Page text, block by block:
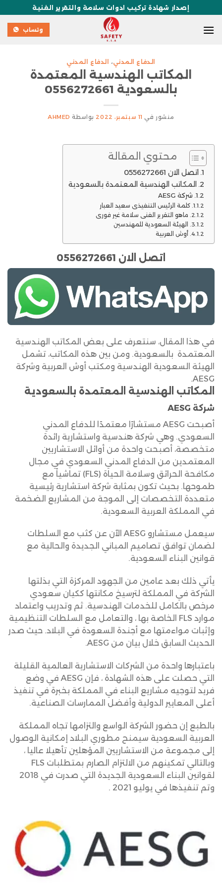
إصدار شهادة تركيب ادوات سلامة والتقرير الفنية
وتساب
الدفاع المدني، الدفاع المدني
المكاتب الهندسية المعتمدة
بالسعودية 0556272661
منشور في 11 سبتمبر، 2022 بواسطة AHMED
محتوي المقالة
اتصل الان 0556272661
المكاتب الهندسية المعتمدة بالسعودية
شركة AESG
كلمة الرئيس التنفيذي سعيد العبار
ماهو التقرير الفني سلامة غير فوري
الهيئة السعودية للمهندسين
أوش العربية
اتصل الان 0556272661
في هذا المقال، سنتعرف على بعض المكاتب الهندسية
المعتمدة بالسعودية. ومن بين هذه المكاتب، تشمل
الهيئة السعودية الهندسية ومكتب أوش العربية وشركة
AESG.
المكاتب الهندسية المعتمدة بالسعودية
شركة AESG
أصبحت AESG مستشارًا معتمدًا للدفاع المدني
السعودي. وهي شركة هندسية واستشارية رائدة
متخصصة، أصبحت واحدة من أوائل الاستشاريين
المعتمدين من الدفاع المدني السعودي في مجال
مكافحة الحرائق وسلامة الحياة (FLS) تماشياً مع
طموحها. بحيث تكون بمثابة شركة استشارية رئيسية
متعددة التخصصات إلى الموجة من المشاريع الضخمة
في المملكة العربية السعودية.
سيعمل مستشارو AESG الآن عن كثب مع السلطات
لضمان توافق تصاميم المباني الجديدة والحالية مع
قوانين البناء السعودية.
يأتي ذلك بعد عامين من الجهود المركزة التي بذلتها
الشركة في المملكة لترسيخ مكانتها ككيان سعودي
مرخص بالكامل للخدمات الهندسية. ثم وتدريب واعتماد
موارد FLS الخاصة بها ، والتعامل مع السلطات التنظيمية
وإثبات مواءمتها مع أجندة السعودة في البلاد. حيث صدر
الحديث السابق خلال بيان من AESG.
باعتبارها واحدة من الشركات الاستشارية العالمية القليلة
التي حصلت على هذه الشهادة ، فإن AESG في وضع
فريد لتوجيه مشاريع البناء في المملكة بخبرة في تنفيذ
أعلى المعايير الدولية وأفضل الممارسات الصناعية.
بالطبع إن حضور الشركة الواسع والتزامها تجاه المملكة
العربية السعودية سيمنح مطوري البلاد إمكانية الوصول
إلى مجموعة من الاستشاريين المؤهلين تأهيلا عاليا ،
وبالتالي تمكينهم من الالتزام الصارم بمتطلبات FLS
لقوانين البناء السعودية الجديدة التي صدرت في 2018
وتم تنفيذها في يوليو 2021 .